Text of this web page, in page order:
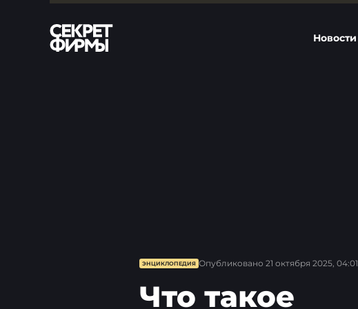
Новости
ЭНЦИКЛОПЕДИЯ Опубликовано 21 октября 2025, 04:01
Что такое